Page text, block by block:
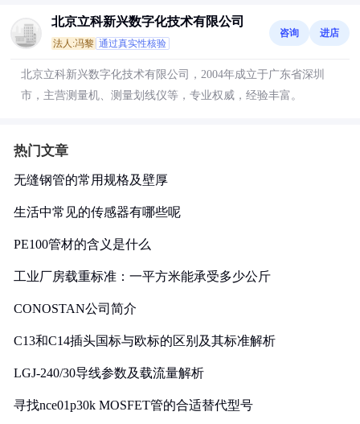
北京立科新兴数字化技术有限公司
法人:冯黎 通过真实性核验
咨询 进店
北京立科新兴数字化技术有限公司，2004年成立于广东省深圳
市，主营测量机、测量划线仪等，专业权威，经验丰富。
热门文章
无缝钢管的常用规格及壁厚
生活中常见的传感器有哪些呢
PE100管材的含义是什么
工业厂房载重标准：一平方米能承受多少公斤
CONOSTAN公司简介
C13和C14插头国标与欧标的区别及其标准解析
LGJ-240/30导线参数及载流量解析
寻找nce01p30k MOSFET管的合适替代型号